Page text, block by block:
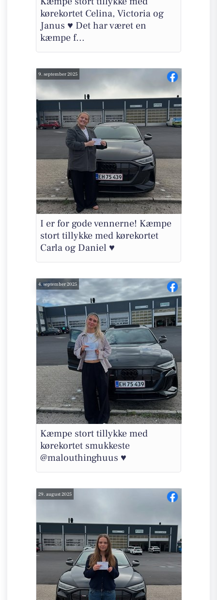
kørekortet Celina, Victoria og
Janus ♥️ Det har været en
kæmpe f...
9. september 2025
I er for gode vennerne! Kæmpe
stort tillykke med kørekortet
Carla og Daniel ♥️
4. september 2025
Kæmpe stort tillykke med
kørekortet smukkeste
@malouthinghuus ♥️
29. august 2025